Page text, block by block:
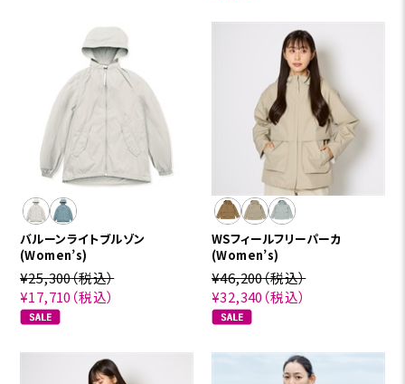
バルーンライトブルゾン
(Women’s)
¥25,300（税込）
¥17,710 （税込）
WSフィールフリーパーカ
(Women’s)
¥46,200（税込）
¥32,340 （税込）